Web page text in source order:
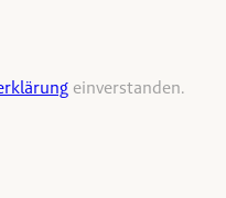
einverstanden.